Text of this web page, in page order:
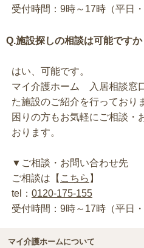
受付時間：9時～17時（平日・
Q.施設探しの相談は可能ですか
はい、可能です。
マイ介護ホーム 入居相談窓
た施設のご紹介を行っており
困りの方もお気軽にご相談・
おります。
▼ご相談・お問い合わせ先
ご相談は【 こちら 】
tel： 0120-175-155
受付時間：9時～17時（平日・
マイ介護ホームについて